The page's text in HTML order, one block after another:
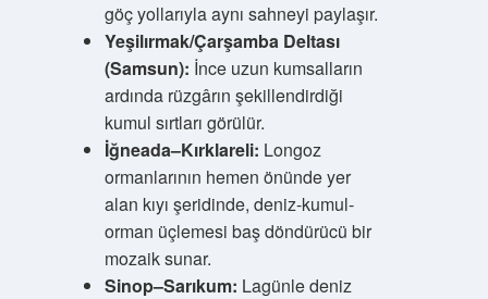
göç yollarıyla aynı sahneyi paylaşır.
Yeşilırmak/Çarşamba Deltası
(Samsun): İnce uzun kumsalların
ardında rüzgârın şekillendirdiği
kumul sırtları görülür.
İğneada–Kırklareli: Longoz
ormanlarının hemen önünde yer
alan kıyı şeridinde, deniz-kumul-
orman üçlemesi baş döndürücü bir
mozaik sunar.
Sinop–Sarıkum: Lagünle deniz